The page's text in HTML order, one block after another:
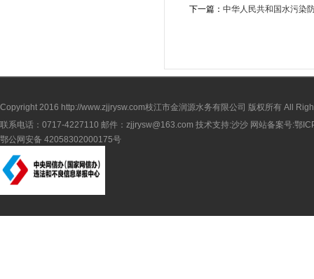
下一篇： 中华人民共和国水污染
Copyright 2016 http://www.zjjrysw.com枝江市金润源水务有限公司 版权所有 All
联系电话：0717-4227110 邮件：zjjrysw@163.com 技术支持:沙沙 网站备案号:鄂
鄂公网安备 42058302000175号